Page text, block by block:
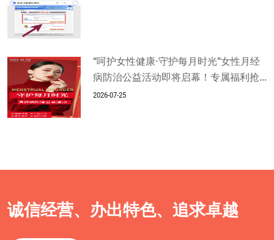
“呵护女性健康·守护每月时光”女性月经
病防治公益活动即将启幕！专属福利抢...
2026-07-25
诚信经营、办出特色、追求卓越